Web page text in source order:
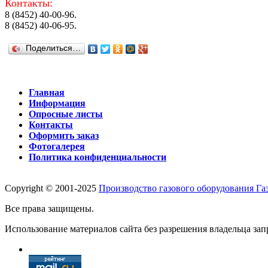
Контакты:
8 (8452) 40-00-96.
8 (8452) 40-06-95.
Поделиться…
Главная
Информация
Опросные листы
Контакты
Оформить заказ
Фотогалерея
Политика конфиденциальности
Copyright © 2001-2025 Производство газового оборудования
Все права защищены.
Использование материалов сайта без разрешения владельца